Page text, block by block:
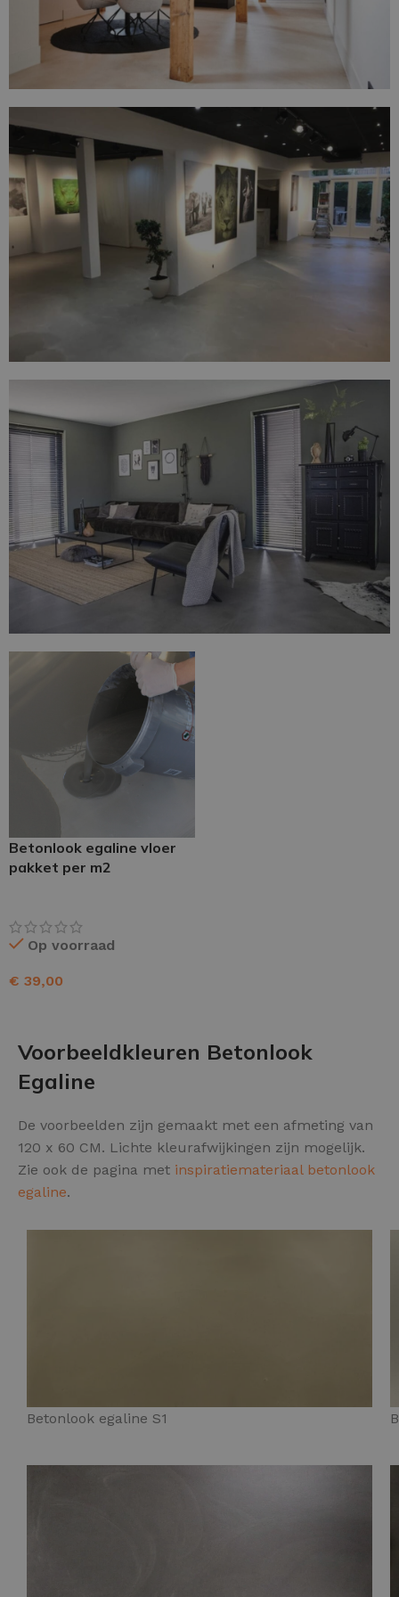
Betonlook egaline vloer
pakket per m2
Op voorraad
€ 39,00
Voorbeeldkleuren Betonlook
Egaline
De voorbeelden zijn gemaakt met een afmeting van
120 x 60 CM. Lichte kleurafwijkingen zijn mogelijk.
Zie ook de pagina met inspiratiemateriaal betonlook
egaline.
Betonlook egaline S1